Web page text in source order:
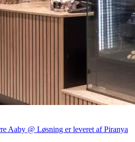
Aaby @ Løsning er leveret af Piranya